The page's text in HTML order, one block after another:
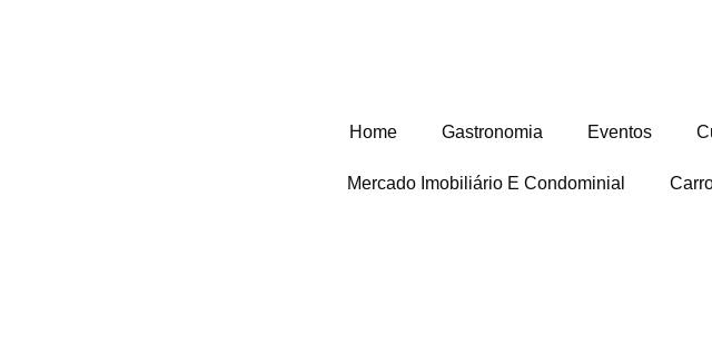
Home Gastronomia Eventos
Mercado Imobiliário E Condominial